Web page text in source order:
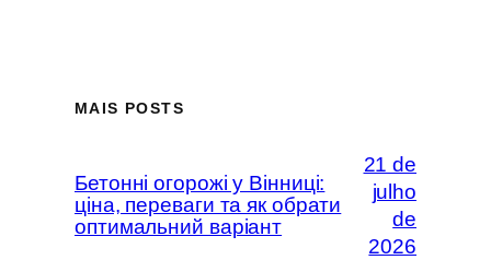
MAIS POSTS
Бетонні огорожі у Вінниці:
ціна, переваги та як обрати
оптимальний варіант
21 de
julho
de
2026